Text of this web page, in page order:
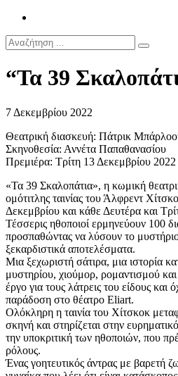
“Τα 39
7 Δεκεμβρίου 2022
Θεατρική διασκευή: Πάτρικ
Σκηνοθεσία: Αννέτα Παπαθανασίου
Πρεμιέρα: Τρίτη 13 Δεκεμβρίου 2022
«Τα 39 Σκαλοπάτια», η κωμική
ομότιτλης ταινίας του Άλφρεντ
Δεκεμβρίου και κάθε Δευτέρα και
Τέσσερις ηθοποιοί ερμηνεύουν 100
προσπαθώντας να λύσουν το
ξεκαρδιστικά αποτελέσματα.
Μια ξεχωριστή σάτιρα, μια ιστορία
μυστηρίου, χιούμορ, ρομαντισμού
έργο για τους λάτρεις του είδους και
παράδοση στο θέατρο Eliart.
Ολόκληρη η ταινία του Χίτσκοκ
σκηνή και στηρίζεται στην
την υποκριτική των ηθοποιών, που
ρόλους.
Ένας γοητευτικός άντρας με βαρετή